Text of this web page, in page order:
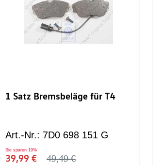
1 Satz Bremsbeläge für T4
Art.-Nr.: 7D0 698 151 G
Sie sparen 19%
39,99 € 49,49 €